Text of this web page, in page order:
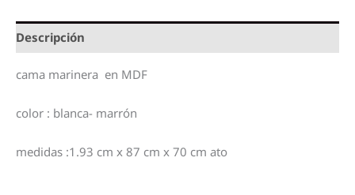
Descripción
cama marinera en MDF
color : blanca- marrón
medidas :1.93 cm x 87 cm x 70 cm ato